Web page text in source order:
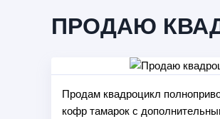
ПРОДАЮ
Продам квадроцикл
кофр тамарок с